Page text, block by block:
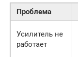
Проблема
Усилитель не
работает